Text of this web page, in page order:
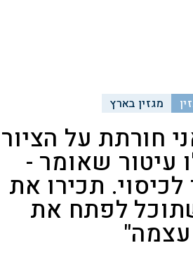
מגזין בארץ
חורתת על הציור
עיטור שאומר -
תכירו את
לפתח את
עצמה"